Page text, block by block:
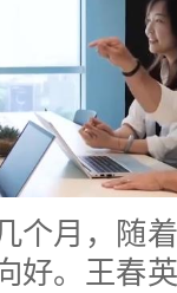
月，随着
好。王春